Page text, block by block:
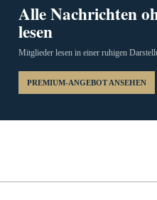
Alle Nachrichten
lesen
Mitglieder lesen in einer ruhigen
PREMIUM-ANGEBOT ANSEHEN